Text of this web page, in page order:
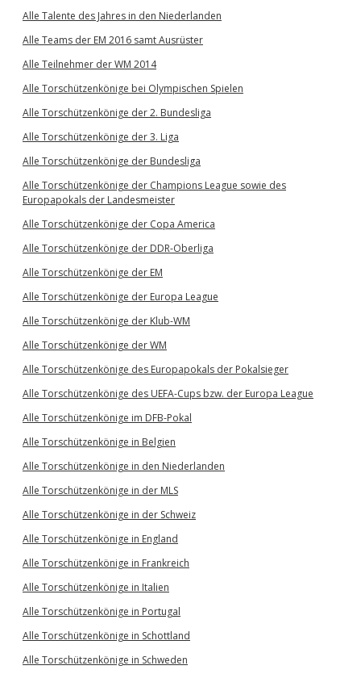
Alle Talente des Jahres in den Niederlanden
Alle Teams der EM 2016 samt Ausrüster
Alle Teilnehmer der WM 2014
Alle Torschützenkönige bei Olympischen Spielen
Alle Torschützenkönige der 2. Bundesliga
Alle Torschützenkönige der 3. Liga
Alle Torschützenkönige der Bundesliga
Alle Torschützenkönige der Champions League sowie des
Europapokals der Landesmeister
Alle Torschützenkönige der Copa America
Alle Torschützenkönige der DDR-Oberliga
Alle Torschützenkönige der EM
Alle Torschützenkönige der Europa League
Alle Torschützenkönige der Klub-WM
Alle Torschützenkönige der WM
Alle Torschützenkönige des Europapokals der Pokalsieger
Alle Torschützenkönige des UEFA-Cups bzw. der Europa League
Alle Torschützenkönige im DFB-Pokal
Alle Torschützenkönige in Belgien
Alle Torschützenkönige in den Niederlanden
Alle Torschützenkönige in der MLS
Alle Torschützenkönige in der Schweiz
Alle Torschützenkönige in England
Alle Torschützenkönige in Frankreich
Alle Torschützenkönige in Italien
Alle Torschützenkönige in Portugal
Alle Torschützenkönige in Schottland
Alle Torschützenkönige in Schweden